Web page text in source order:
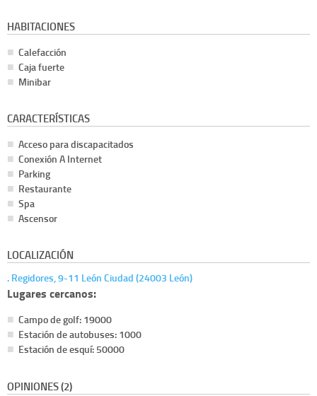
HABITACIONES
Calefacción
Caja fuerte
Minibar
CARACTERÍSTICAS
Acceso para discapacitados
Conexión A Internet
Parking
Restaurante
Spa
Ascensor
LOCALIZACIÓN
. Regidores, 9-11 León Ciudad (24003 León)
Lugares cercanos:
Campo de golf: 19000
Estación de autobuses: 1000
Estación de esquí: 50000
OPINIONES (2)